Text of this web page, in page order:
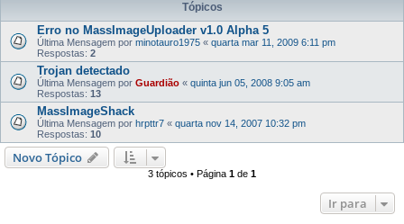
Tópicos
Erro no MassImageUploader v1.0 Alpha 5
Última Mensagem por minotauro1975 « quarta mar 11, 2009 6:11 pm
Respostas: 2
Trojan detectado
Última Mensagem por Guardião « quinta jun 05, 2008 9:05 am
Respostas: 13
MassImageShack
Última Mensagem por hrpttr7 « quarta nov 14, 2007 10:32 pm
Respostas: 10
Novo Tópico
3 tópicos • Página 1 de 1
Ir para